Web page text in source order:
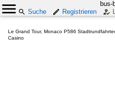
bus-
Suche
Registrieren
Le Grand Tour, Monaco P586
Casino